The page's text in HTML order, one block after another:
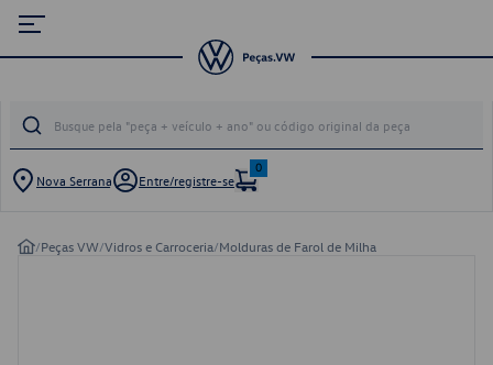
Nova Serrana Entre/registre-se
0
/Peças VW/Vidros e Carroceria/Molduras de Farol de Milha